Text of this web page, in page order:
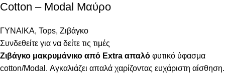
Cotton – Modal Μαύρο
ΓΥΝΑΙΚΑ, Tops, Ζιβάγκο
Συνδεθείτε για να δείτε τις τιμές
Ζιβάγκο μακρυμάνικο από Extra απαλό φυτικό ύφασμα
cotton/Modal. Αγκαλιάζει απαλά χαρίζοντας ευχάριστη αίσθηση.